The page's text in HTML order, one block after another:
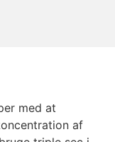
med at
af